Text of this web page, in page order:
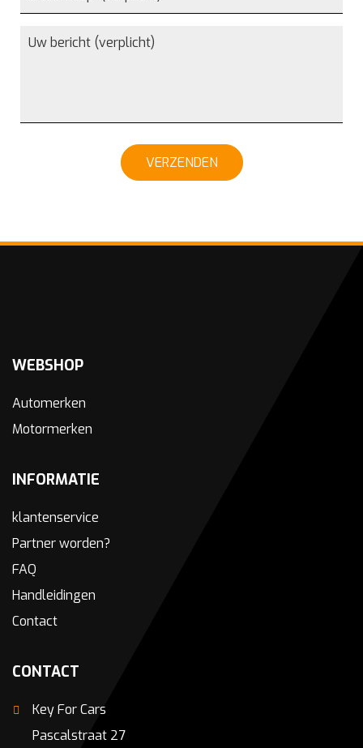
VERZENDEN
WEBSHOP
Automerken
Motormerken
INFORMATIE
klantenservice
Partner worden?
FAQ
Handleidingen
Contact
CONTACT
Key For Cars
Pascalstraat 27